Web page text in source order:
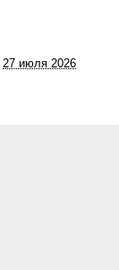
27 июля 2026